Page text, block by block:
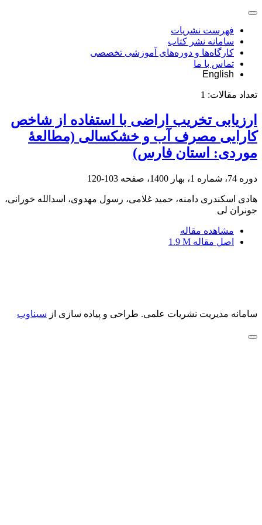
فهرست نشریات
سامانه نشر کتاب
کارگاه‌ها و دوره‌های آموزشی تخصصی
تماس با ما
English
تعداد مقالات: 1
ارزیابی تخریب اراضی با استفاده از شاخص
کارایی مصرف آب و خشکسالی (مطالعۀ
موردی: استان فارس)
دوره 74، شماره 1، بهار 1400، صفحه 103-120
هادی اسکندری دامنه، حمید غلامی، رسول مهدوی، اسدالله خورانی،
جونران لی
مشاهده مقاله
اصل مقاله 1.9 M
سامانه مدیریت نشریات علمی. طراحی و پیاده سازی از سیناوب